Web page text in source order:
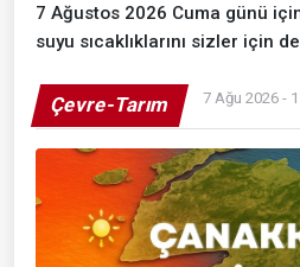
7 Ağustos 2026 Cuma günü
suyu sıcaklıklarını sizler için
Çevre-Tarım 7 Ağu 2026 -